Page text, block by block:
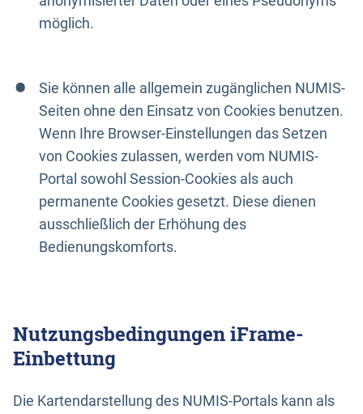
möglich.
Sie können alle allgemein zugänglichen NUMIS-
Seiten ohne den Einsatz von Cookies benutzen.
Wenn Ihre Browser-Einstellungen das Setzen
von Cookies zulassen, werden vom NUMIS-
Portal sowohl Session-Cookies als auch
permanente Cookies gesetzt. Diese dienen
ausschließlich der Erhöhung des
Bedienungskomforts.
Nutzungsbedingungen iFrame-
Einbettung
Die Kartendarstellung des NUMIS-Portals kann als